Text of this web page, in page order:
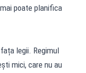
poate planifica
legii. Regimul
mici, care nu au